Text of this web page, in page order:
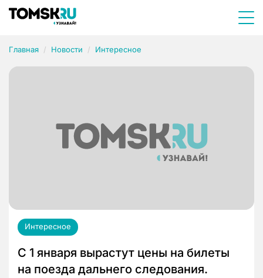
Главная Новости Интересное
Интересное
С 1 января вырастут цены на билеты
на поезда дальнего следования.